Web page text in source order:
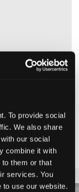
To provide social
We also share
our social
combine it with
to them or that
services. You
use our website.